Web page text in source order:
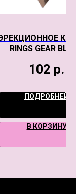
RINGS GEAR
102 р.
ПОДРОБНЕЙ
В КОРЗИНУ